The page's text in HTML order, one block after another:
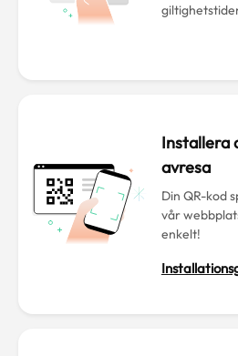
Installera
avresa
Din QR-kod
vår
enkelt!